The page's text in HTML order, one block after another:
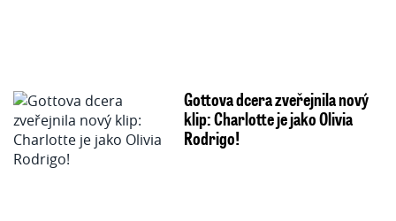
Gottova dcera zveřejnila nový
klip: Charlotte je jako Olivia
Rodrigo!